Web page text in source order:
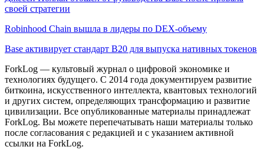
своей стратегии
Robinhood Chain вышла в лидеры по DEX-объему
Base активирует стандарт B20 для выпуска нативных токенов
ForkLog — культовый журнал о цифровой экономике и
технологиях будущего. С 2014 года документируем развитие
биткоина, искусственного интеллекта, квантовых технологий
и других систем, определяющих трансформацию и развитие
цивилизации. Все опубликованные материалы принадлежат
ForkLog. Вы можете перепечатывать наши материалы только
после согласования с редакцией и с указанием активной
ссылки на ForkLog.